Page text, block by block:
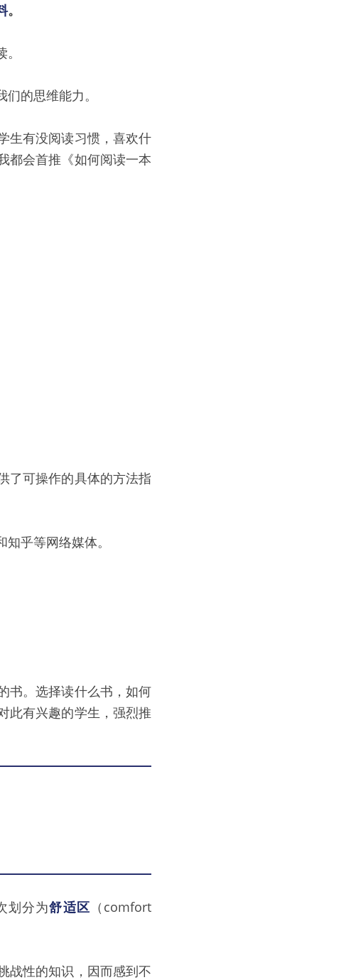
。
的思维能力。
生有没阅读习惯，喜欢什
都会首推《如何阅读一本
了可操作的具体的方法指
乎等网络媒体。
书。选择读什么书，如何
此有兴趣的学生，强烈推
划分为舒适区 （comfort
战性的知识，因而感到不